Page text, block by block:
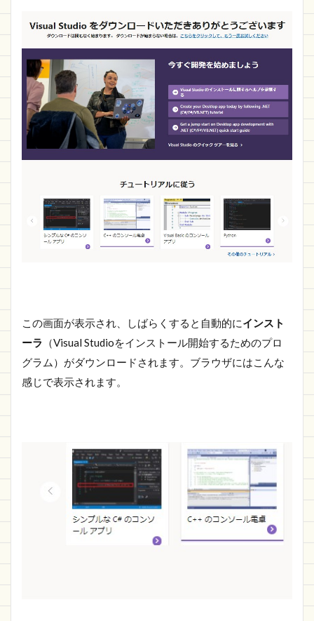
この画面が表示され、しばらくすると自動的にインスト
ーラ （Visual Studioをインストール開始するためのプロ
グラム）がダウンロードされます。ブラウザにはこんな
感じで表示されます。